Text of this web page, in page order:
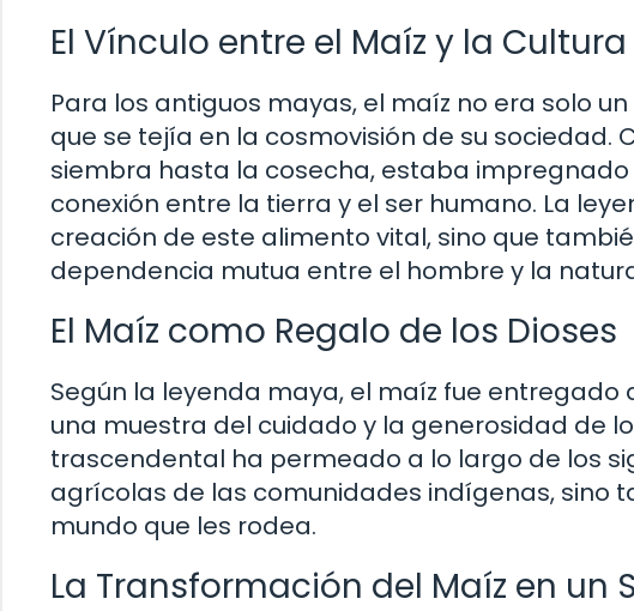
El Vínculo entre el Maíz y la
Para los antiguos mayas, el maíz no era solo
que se tejía en la cosmovisión de su
siembra hasta la cosecha, estaba
conexión entre la tierra y el ser humano. La
creación de este alimento vital, sino que
dependencia mutua entre el hombre y la
El Maíz como Regalo de los Dioses
Según la leyenda maya, el maíz fue
una muestra del cuidado y la generosidad de
trascendental ha permeado a lo largo de los
agrícolas de las comunidades indígenas, sino
mundo que les rodea.
La Transformación del Maíz en un